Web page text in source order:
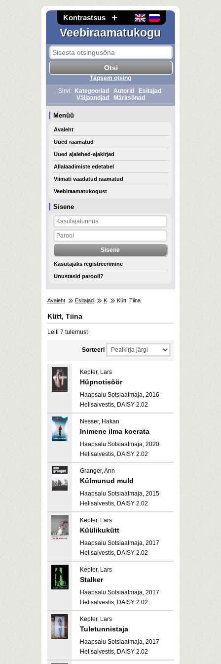
Kontrastsus
Veebiraamatukogu
Sisene
Kasutajaks registreerimine
Unustasid parooli?
Täpsem otsing
Sirvi:
Kategooriad Autorid
Esitajad
Väljaandjad
Märksõnad
Menüü
Avaleht
Uued raamatud
Uued ajalehed-ajakirjad
Allalaadimiste edetabel
Viimati vaadatud raamatud
Veebiraamatukogust
Avaleht Esitajad K Kütt, Tiina
Kütt, Tiina
Leiti 7 tulemust
Sorteeri
Kepler, Lars
Hüpnotisöör
Haapsalu Sotsiaalmaja, 2016
Helisalvestis, DAISY 2.02
Nesser, Hakan
Inimene ilma koerata
Haapsalu Sotsiaalmaja, 2020
Helisalvestis, DAISY 2.02
Granger, Ann
Külmunud muld
Haapsalu Sotsiaalmaja, 2015
Helisalvestis, DAISY 2.02
Kepler, Lars
Küülikukütt
Haapsalu Sotsiaalmaja, 2017
Helisalvestis, DAISY 2.02
Kepler, Lars
Stalker
Haapsalu Sotsiaalmaja, 2017
Helisalvestis, DAISY 2.02
Kepler, Lars
Tuletunnistaja
Haapsalu Sotsiaalmaja, 2017
Helisalvestis, DAISY 2.02